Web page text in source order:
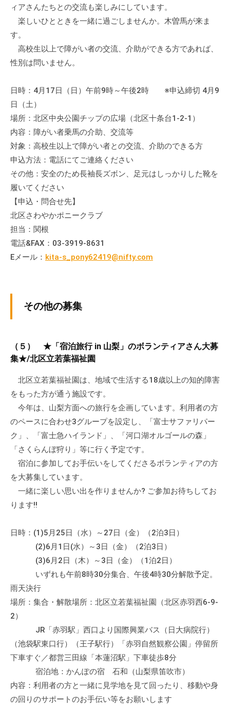
ィアさんたちとの交流も楽しみにしています。
楽しいひとときを一緒に過ごしませんか。木曽馬が来ま
す。
高校生以上で障がい者の交流、介助ができる方であれば、
性別は問いません。
日時：4月17日（日）午前9時～午後2時 ※申込締切 4月9
日（土）
場所：北区中央公園チップの広場（北区十条台1-2-1）
内容：障がい者乗馬の介助、交流等
対象：高校生以上で障がい者との交流、介助のできる方
申込方法：電話にてご連絡ください
その他：安全のため長袖長ズボン、足元はしっかりした靴を
履いてください
【申込・問合せ先】
北区さわやかポニークラブ
担当：関根
電話&FAX：03-3919-8631
Eメール： kita-s_pony62419@nifty.com
その他の募集
（５） ★「宿泊旅行 in 山梨」のボランティアさん大募
集★/北区立若葉福祉園
北区立若葉福祉園は、地域で生活する18歳以上の知的障害
をもった方が通う施設です。
今年は、山梨方面への旅行を企画しています。利用者の方
のペースに合わせ3グループを設定し、「富士サファリパー
ク」、「富士急ハイランド」、「河口湖オルゴールの森」
「さくらんぼ狩り」等に行く予定です。
宿泊に参加してお手伝いをしてくださるボランティアの方
を大募集しています。
一緒に楽しい思い出を作りませんか? ご参加お待ちしてお
ります!!
日時：(1)5月25日（水）～27日（金）（2泊3日）
(2)6月1日(水）～3日（金）（2泊3日）
(3)6月2日（木）～3日（金）（1泊2日）
いずれも午前8時30分集合、午後4時30分解散予定。
雨天決行
場所：集合・解散場所：北区立若葉福祉園（北区赤羽西6-9-
2）
JR「赤羽駅」西口より国際興業バス（日大病院行）
（池袋駅東口行）（王子駅行）「赤羽自然観察公園」停留所
下車すぐ／都営三田線「本蓮沼駅」下車徒歩8分
宿泊地：かんぽの宿 石和（山梨県笛吹市）
内容：利用者の方と一緒に見学地を見て回ったり、移動や身
の回りのサポートのお手伝い等をお願いします